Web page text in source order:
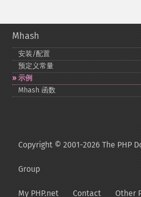
Mhash
安装/配置
预定义常量
示例
Mhash 函数
Copyright © 2001-2026 The PHP
Group
My PHP.net Contact Other